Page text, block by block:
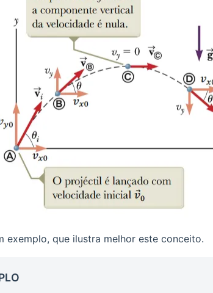
exemplo, que ilustra melhor este conceito.